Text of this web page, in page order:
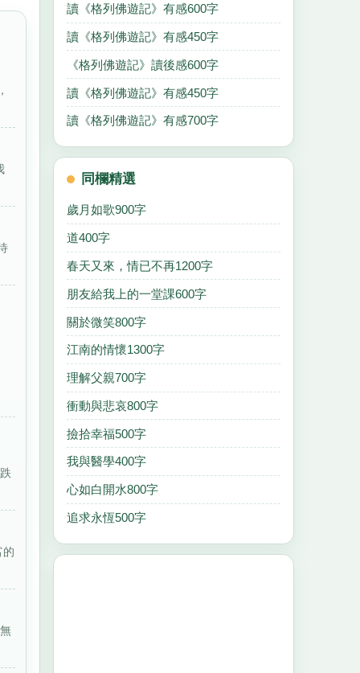
的
讀《格列佛遊記》有感600字
讀《格列佛遊記》有感450字
《格列佛遊記》讀後感600字
讀《格列佛遊記》有感450字
讀《格列佛遊記》有感700字
同欄精選
歲月如歌900字
道400字
春天又來，情已不再1200字
朋友給我上的一堂課600字
關於微笑800字
江南的情懷1300字
理解父親700字
衝動與悲哀800字
撿拾幸福500字
我與醫學400字
心如白開水800字
追求永恆500字